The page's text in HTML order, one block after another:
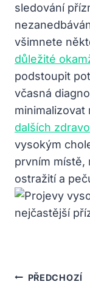
sledování
všimnete
důležité
podstoupit
včasná
dalších
vysokým
prvním místě,
ostražití a
Navigace
PŘEDCHOZÍ